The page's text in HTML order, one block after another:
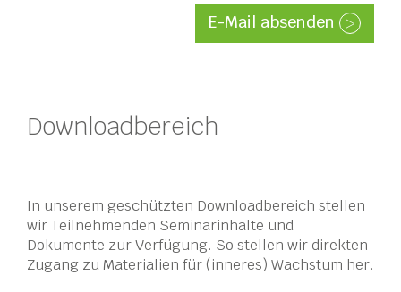
E-Mail absenden
Downloadbereich
In unserem geschützten Downloadbereich stellen
wir Teilnehmenden Seminarinhalte und
Dokumente zur Verfügung. So stellen wir direkten
Zugang zu Materialien für (inneres) Wachstum her.